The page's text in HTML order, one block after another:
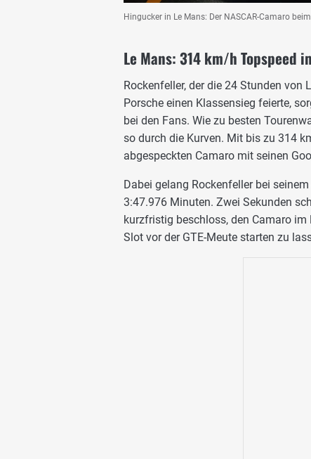
Hingucker in Le Mans: Der NASCAR-Camaro
Le Mans: 314 km/h Topspeed
Rockenfeller, der die 24 Stunden
Porsche einen Klassensieg feierte,
bei den Fans. Wie zu besten
so durch die Kurven. Mit bis zu 314
abgespeckten Camaro mit seinen
Dabei gelang Rockenfeller bei
3:47.976 Minuten. Zwei Sekunden
kurzfristig beschloss, den Camaro im
Slot vor der GTE-Meute starten zu